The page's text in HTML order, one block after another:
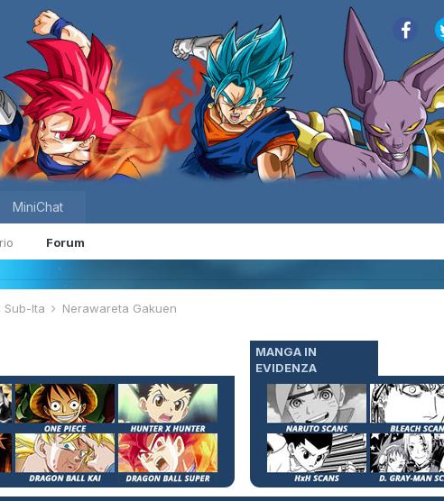
Forum
MiniChat
Sub-Ita Nerawareta Gakuen
MANGA IN
EVIDENZA